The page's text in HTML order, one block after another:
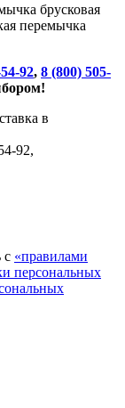
брусковая
перемычка
92, 8 (800) 505-
в
92,
с «правилами
персональных